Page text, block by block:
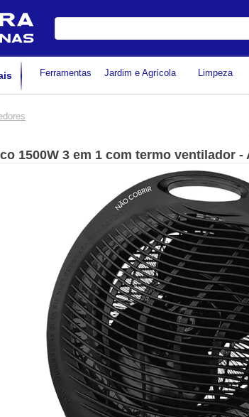
Digite
Ferramentas Jardim e Agrícola Limpeza
1500W 3 em 1 com termo ventilador -